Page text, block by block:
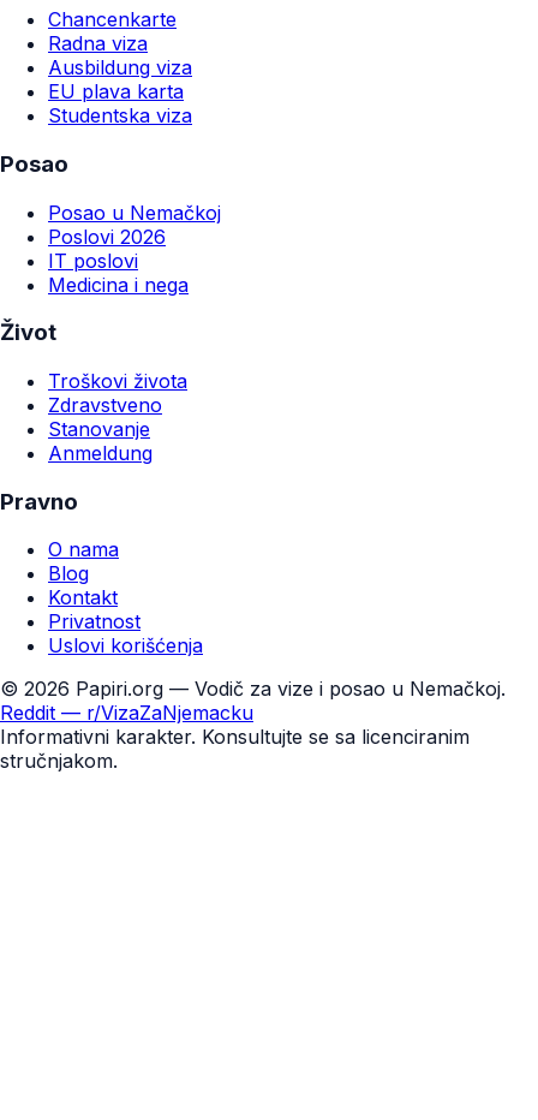
Chancenkarte
Radna viza
Ausbildung viza
EU plava karta
Studentska viza
Posao
Posao u Nemačkoj
Poslovi 2026
IT poslovi
Medicina i nega
Život
Troškovi života
Zdravstveno
Stanovanje
Anmeldung
Pravno
O nama
Blog
Kontakt
Privatnost
Uslovi korišćenja
© 2026 Papiri.org — Vodič za vize i posao u Nemačkoj.
Reddit — r/VizaZaNjemacku
Informativni karakter. Konsultujte se sa licenciranim
stručnjakom.